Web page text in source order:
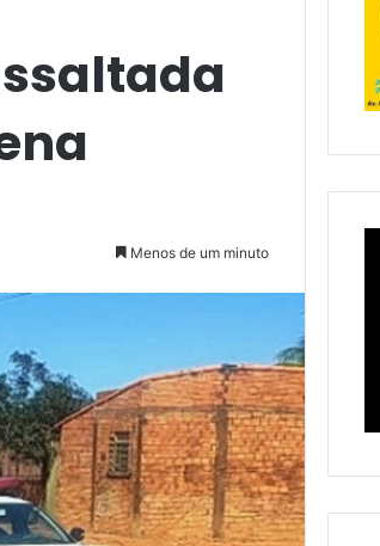
Menos de um minuto